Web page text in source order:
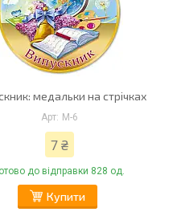
медальки на стрічках
М-6
7 ₴
до відправки 828 од.
Купити